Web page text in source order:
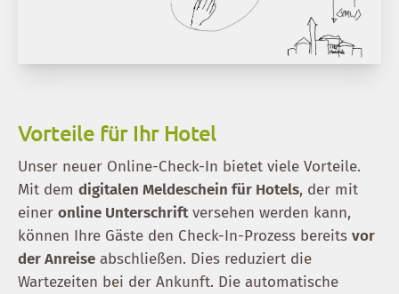
Vorteile für Ihr Hotel
Unser neuer Online-Check-In bietet viele Vorteile.
Mit dem digitalen Meldeschein für Hotels, der mit
einer online Unterschriftversehen werden kann,
können Ihre Gäste den Check-In-Prozess bereits vor
der Anreise abschließen. Dies reduziert die
Wartezeiten bei der Ankunft. Die automatische